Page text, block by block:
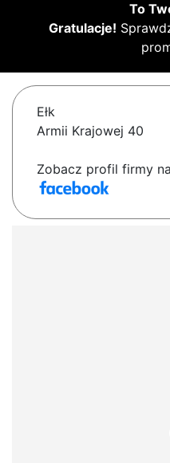
To
Gratulacje!
Ełk
Armii Krajowej 40
Zobacz profil firmy na